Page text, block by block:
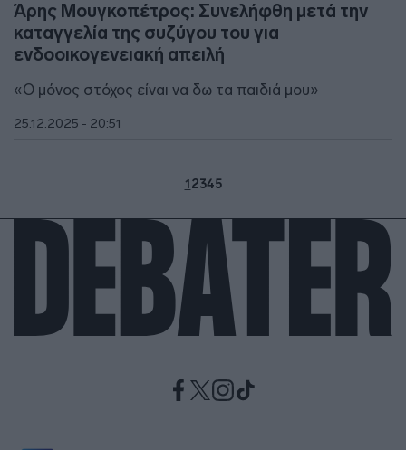
Άρης Μουγκοπέτρος: Συνελήφθη μετά την
καταγγελία της συζύγου του για
ενδοοικογενειακή απειλή
«Ο μόνος στόχος είναι να δω τα παιδιά μου»
25.12.2025 - 20:51
12345